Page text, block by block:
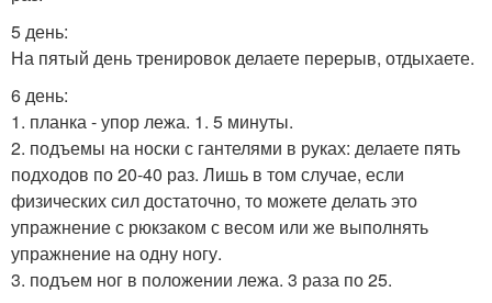
5 день:
На пятый день тренировок делаете перерыв, отдыхаете.
6 день:
1. планка - упор лежа. 1. 5 минуты.
2. подъемы на носки с гантелями в руках: делаете пять
подходов по 20-40 раз. Лишь в том случае, если
физических сил достаточно, то можете делать это
упражнение с рюкзаком с весом или же выполнять
упражнение на одну ногу.
3. подъем ног в положении лежа. 3 раза по 25.